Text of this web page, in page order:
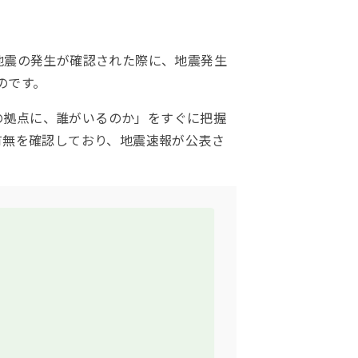
の発生が確認された際に、地震発生
す。
点に、誰がいるのか」をすぐに把握
を確認しており、地震速報が公表さ